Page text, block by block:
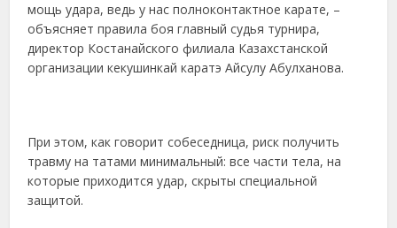
мощь удара, ведь у нас полноконтактное карате, –
объясняет правила боя главный судья турнира,
директор Костанайского филиала Казахстанской
организации кекушинкай каратэ Айсулу Абулханова.
При этом, как говорит собеседница, риск получить
травму на татами минимальный: все части тела, на
которые приходится удар, скрыты специальной
защитой.